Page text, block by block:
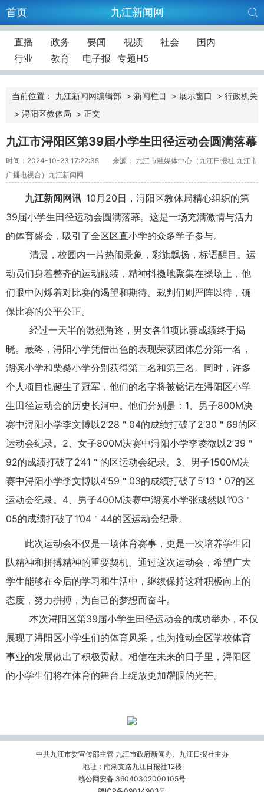
首页 九江新闻网
直播 政务 要闻 视频 社会
国内
行业
教育 电子报 专题H5
当前位置： 九江新闻网编辑部 > 新闻栏目 > 展示窗口 > 行政机关
> 浔阳区教体局 > 正文
九江市浔阳区第39届小学生田径运动会圆满落幕
时间：2024-10-23 17:22:35
来源： 九江市融媒体中心（九江日报社 九江市
广播电视台）九江新闻网
九江新闻网讯 10月20日，浔阳区教体局精心组织的第
39届小学生田径运动会圆满落幕。这是一场充满激情与活力
的体育盛会，吸引了全区区直小学的众多学子参与。
清晨，校园内一片热闹景象，彩旗飘扬，标语醒目。运
动员们身着整齐的运动服装，精神抖擞地聚集在操场上，他
们眼中闪烁着对比赛的渴望和期待。裁判们则严阵以待，确
保比赛的公平公正。
经过一天半的激烈角逐，男女各11项比赛成绩终于揭
晓。最终，浔阳小学凭借出色的表现荣获团体总分第一名，
湖滨小学和柴桑小学分别获得第二名和第三名。同时，许多
个人项目也诞生了冠军，他们的名字将被铭记在浔阳区小学
生田径运动会的历史长河中。他们分别是：1、男子800M决
赛中浔阳小学李文博以2’28＂04的成绩打破了2’30＂69的区
运动会纪录。2、女子800M决赛中浔阳小学李凌微以2’39＂
92的成绩打破了2’41＂的区运动会纪录。3、男子1500M决
赛中浔阳小学李文博以4’59＂03的成绩打破了5’13＂07的区
运动会纪录。4、男子400M决赛中湖滨小学张彧然以1’03＂
05的成绩打破了1’04＂44的区运动会纪录。
此次运动会不仅是一场体育赛事，更是一次培养学生团
队精神和拼搏精神的重要契机。通过这次运动会，希望广大
学生能够在今后的学习和生活中，继续保持这种积极向上的
态度，努力拼搏，为自己的梦想而奋斗。
本次浔阳区第39届小学生田径运动会的成功举办，不仅
展现了浔阳区小学生们的体育风采，也为推动全区学校体育
事业的发展做出了积极贡献。相信在未来的日子里，浔阳区
的小学生们将在体育的舞台上绽放更加耀眼的光芒。
中共九江市委宣传部主管 九江市政府新闻办、九江日报社主办
地址：南湖支路九江日报社12楼
赣公网安备 36040302000105号